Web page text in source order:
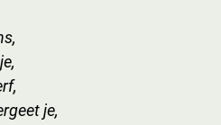
je,